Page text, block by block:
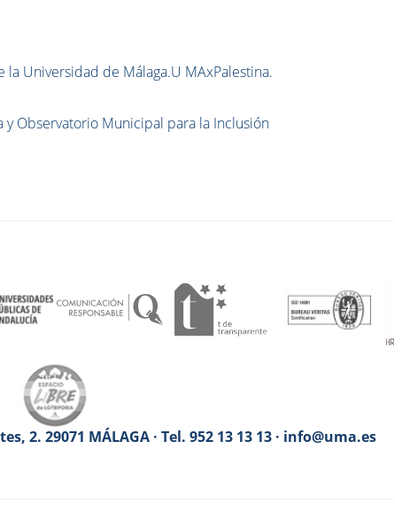
la Universidad de Málaga.U MAxPalestina.
Observatorio Municipal para la Inclusión
2. 29071 MÁLAGA · Tel. 952 13 13 13 · info@uma.es